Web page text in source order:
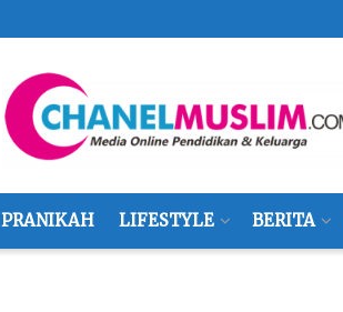
PRANIKAH LIFESTYLE BERITA